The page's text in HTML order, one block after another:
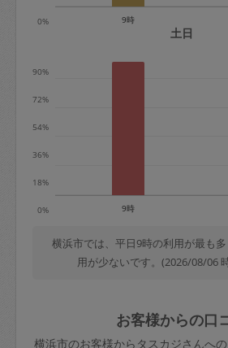
※キャンセル料金の設定に
0% 9時
土日
0%
18%
36%
54%
72%
90%
9時
横浜市では、平日9時の利用が最も
用が少ないです。(2026/08/06
お客様からの口
横浜市のお客様からタスカジさんへ